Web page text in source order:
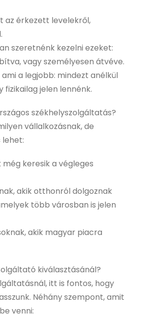
az érkezett levelekről,
szeretnénk kezelni ezeket:
vagy személyesen átvéve.
ami a legjobb: mindezt anélkül
fizikailag jelen lennénk.
székhelyszolgáltatás?
vállalkozásnak, de
lehet:
keresik a végleges
akik otthonról dolgoznak
több városban is jelen
akik magyar piacra
kiválasztásánál?
itt is fontos, hogy
Néhány szempont, amit
venni: